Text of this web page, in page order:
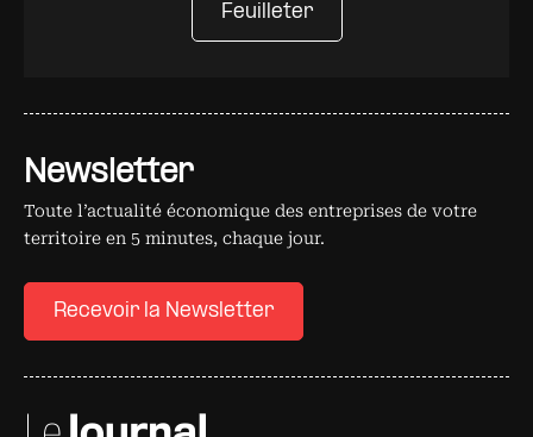
Newsletter
Toute l’actualité économique des entreprises de votre
territoire en 5 minutes, chaque jour.
Recevoir la Newsletter
Feuilleter